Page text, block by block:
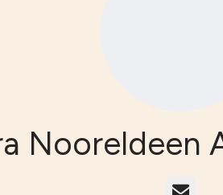
Nooreldeen
E-post